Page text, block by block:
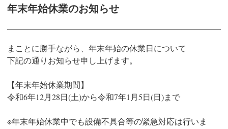
年末年始休業のお知らせ
まことに勝手ながら、年末年始の休業日について
下記の通りお知らせ申し上げます。
【年末年始休業期間】
令和6年12月28日(土)から令和7年1月5日(日)まで
※年末年始休業中でも設備不具合等の緊急対応は行いま